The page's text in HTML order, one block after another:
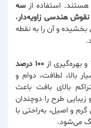
استفاده از سه
نقوش هندسی زاویه‌دار،
و آن را به نقطه
و بهره‌گیری از
۱۰۰ درصد
بالا، لطافت، دوام و
بالای بافت باعث
طرح را دوچندان
و اصیل، به‌راحتی با
می‌شود.